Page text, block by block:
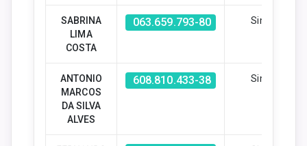
SABRINA
LIMA
COSTA
063.659.793-80 Sim
ANTONIO
MARCOS
DA SILVA
ALVES
608.810.433-38 Sim